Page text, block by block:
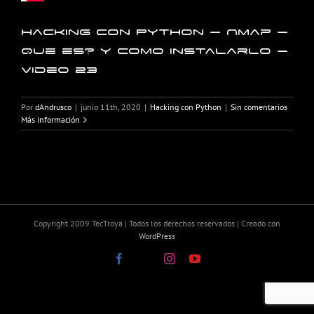
Hacking con Python – Nmap –
Que es? y como instalarlo –
Video 23
Por dAndrusco | junio 11th, 2020 | Hacking con Python | Sin comentarios
Más información
Copyright 2009 TecTroya | Todos los derechos reservados | Creado con
WordPress
Facebook InstagramYouTube